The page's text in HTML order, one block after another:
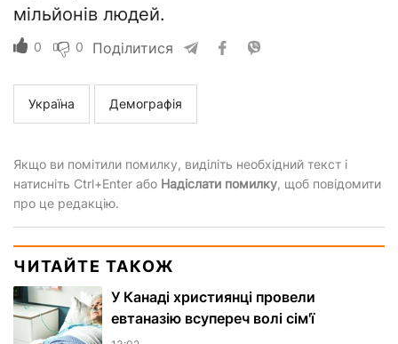
мільйонів людей.
0 0 Поділитися
Україна Демографія
Якщо ви помітили помилку, виділіть необхідний текст і
натисніть Ctrl+Enter або Надіслати помилку, щоб повідомити
про це редакцію.
ЧИТАЙТЕ ТАКОЖ
У Канаді християнці провели
евтаназію всупереч волі сім'ї